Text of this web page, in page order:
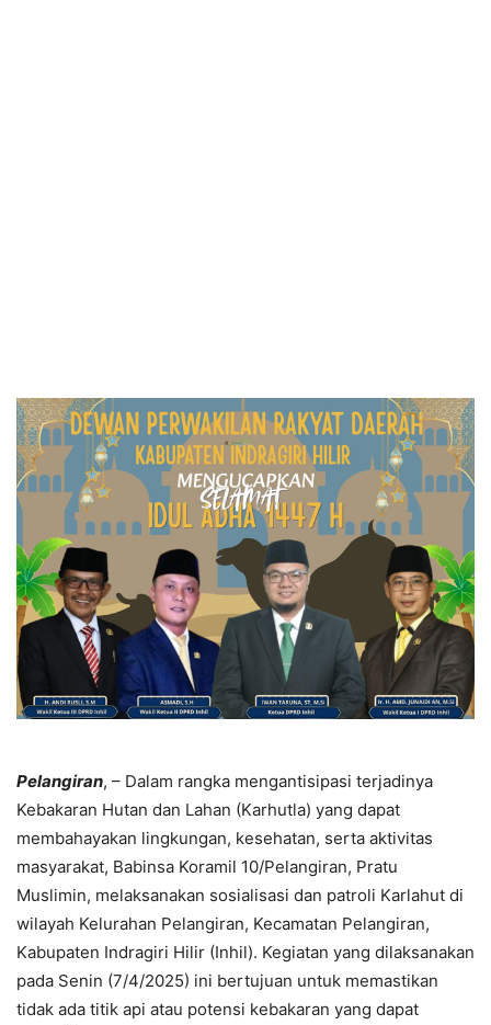
Pelangiran, – Dalam rangka mengantisipasi terjadinya
Kebakaran Hutan dan Lahan (Karhutla) yang dapat
membahayakan lingkungan, kesehatan, serta aktivitas
masyarakat, Babinsa Koramil 10/Pelangiran, Pratu
Muslimin, melaksanakan sosialisasi dan patroli Karlahut di
wilayah Kelurahan Pelangiran, Kecamatan Pelangiran,
Kabupaten Indragiri Hilir (Inhil). Kegiatan yang dilaksanakan
pada Senin (7/4/2025) ini bertujuan untuk memastikan
tidak ada titik api atau potensi kebakaran yang dapat